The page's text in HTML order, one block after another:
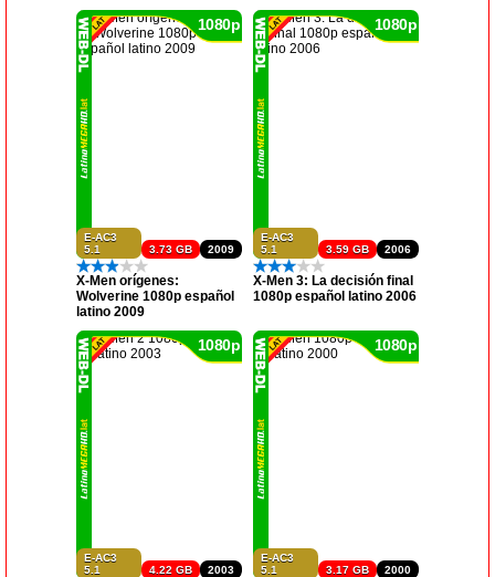
E-AC3
5.1
2009
3.73 GB
1080p
X-Men orígenes:
Wolverine 1080p español
latino 2009
E-AC3
5.1
2006
3.59 GB
1080p
X-Men 3: La decisión final
1080p español latino 2006
E-AC3
5.1
2003
4.22 GB
1080p
E-AC3
5.1
2000
3.17 GB
1080p